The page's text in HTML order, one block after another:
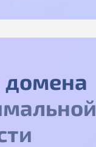
домена